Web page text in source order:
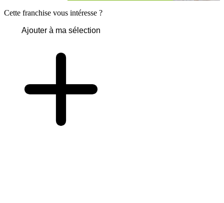
Cette franchise vous intéresse ?
Ajouter à ma sélection